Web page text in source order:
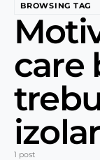
BROWSING TAG
care
1 post